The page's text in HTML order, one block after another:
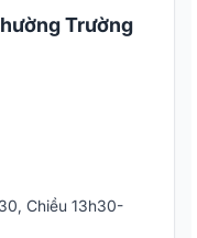
Trường
Chiều 13h30-